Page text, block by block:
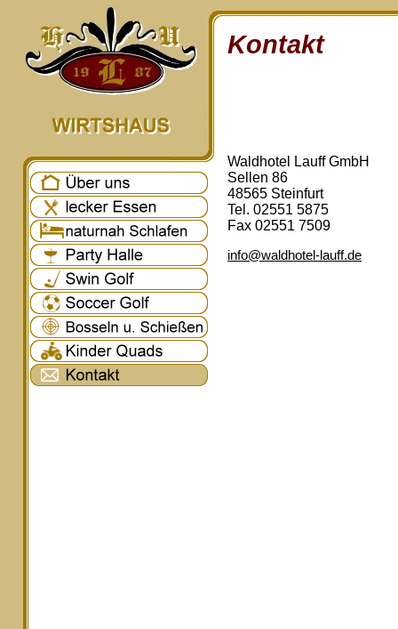
Kontakt
Waldhotel Lauff GmbH
Sellen 86
48565 Steinfurt
Tel. 02551 5875
Fax 02551 7509
info@waldhotel-lauff.de